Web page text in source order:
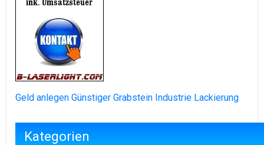
Geld anlegen Günstiger Grabstein Industrie Lackierung
Kategorien